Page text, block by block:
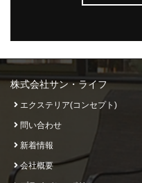
株式会社サン・ライフ
エクステリア(コンセプト)
問い合わせ
新着情報
会社概要